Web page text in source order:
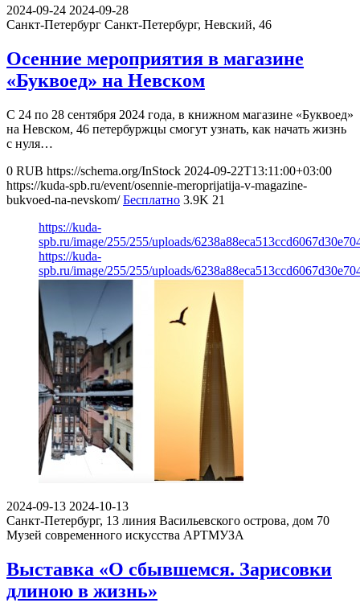
2024-09-24 2024-09-28
Санкт-Петербург Санкт-Петербург, Невский, 46
Осенние мероприятия в магазине
«Буквоед» на Невском
С 24 по 28 сентября 2024 года, в книжном магазине «Буквоед»
на Невском, 46 петербуржцы смогут узнать, как начать жизнь
с нуля…
0 RUB https://schema.org/InStock 2024-09-22T13:11:00+03:00
https://kuda-spb.ru/event/osennie-meroprijatija-v-magazine-
bukvoed-na-nevskom/ Бесплатно 3.9K 21
https://kuda-
spb.ru/image/255/255/uploads/
https://kuda-
spb.ru/image/255/255/uploads/
2024-09-13 2024-10-13
Санкт-Петербург, 13 линия Васильевского острова, дом 70
Музей современного искусства АРТМУЗА
Выставка «О сбывшемся. Зарисовки
длиною в жизнь»